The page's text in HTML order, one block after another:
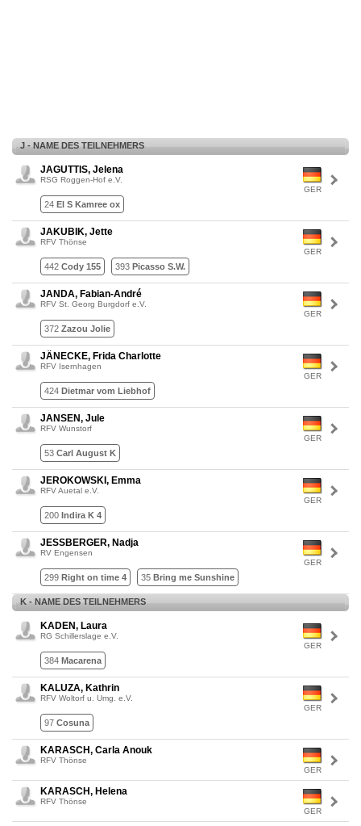
J - NAME DES TEILNEHMERS
GER
JAGUTTIS, Jelena
RSG Roggen-Hof e.V.
24 El S Kamree ox
GER
JAKUBIK, Jette
RFV Thönse
442 Cody 155 393 Picasso S.W.
GER
JANDA, Fabian-André
RFV St. Georg Burgdorf e.V.
372 Zazou Jolie
GER
JÄNECKE, Frida Charlotte
RFV Isernhagen
424 Dietmar vom Liebhof
GER
JANSEN, Jule
RFV Wunstorf
53 Carl August K
GER
JEROKOWSKI, Emma
RFV Auetal e.V.
200 Indira K 4
GER
JESSBERGER, Nadja
RV Engensen
299 Right on time 4 35 Bring me Sunshine
K - NAME DES TEILNEHMERS
GER
KADEN, Laura
RG Schillerslage e.V.
384 Macarena
GER
KALUZA, Kathrin
RFV Woltorf u. Umg. e.V.
97 Cosuna
GER
KARASCH, Carla Anouk
RFV Thönse
GER
KARASCH, Helena
RFV Thönse